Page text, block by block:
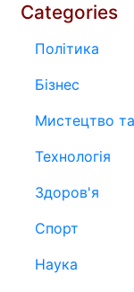
Categories
Політика
Бізнес
Мистецтво
Технологія
Здоров'я
Спорт
Наука